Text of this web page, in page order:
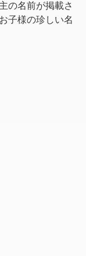
の名前が掲載さ
子様の珍しい名